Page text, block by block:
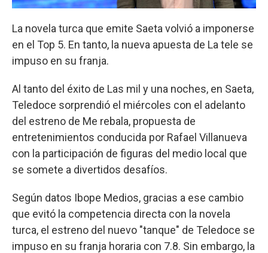
La novela turca que emite Saeta volvió a imponerse
en el Top 5. En tanto, la nueva apuesta de La tele se
impuso en su franja.
Al tanto del éxito de Las mil y una noches, en Saeta,
Teledoce sorprendió el miércoles con el adelanto
del estreno de Me rebala, propuesta de
entretenimientos conducida por Rafael Villanueva
con la participación de figuras del medio local que
se somete a divertidos desafíos.
Según datos Ibope Medios, gracias a ese cambio
que evitó la competencia directa con la novela
turca, el estreno del nuevo "tanque" de Teledoce se
impuso en su franja horaria con 7.8. Sin embargo, la